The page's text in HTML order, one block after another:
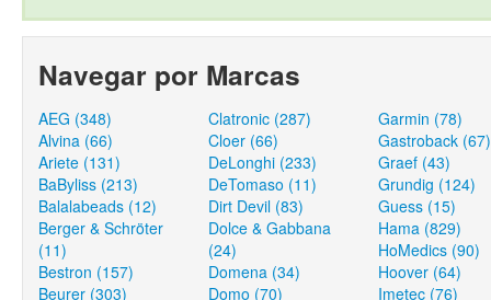
Navegar por Marcas
AEG (348)
Alvina (66)
Ariete (131)
BaByliss (213)
Balalabeads (12)
Berger & Schröter
(11)
Bestron (157)
Beurer (303)
Clatronic (287)
Cloer (66)
DeLonghi (233)
DeTomaso (11)
Dirt Devil (83)
Dolce & Gabbana
(24)
Domena (34)
Domo (70)
Garmin (78)
Gastroback (67)
Graef (43)
Grundig (124)
Guess (15)
Hama (829)
HoMedics (90)
Hoover (64)
Imetec (76)